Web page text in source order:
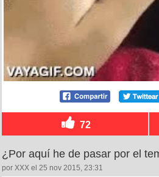
72
¿Por aquí he de pasar por el
por XXX el 25 nov 2015, 23:31